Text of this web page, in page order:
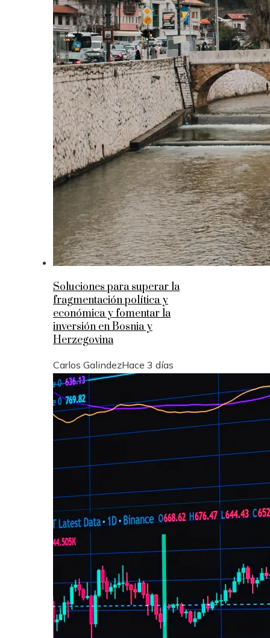
Soluciones para superar la
fragmentación política y
económica y fomentar la
inversión en Bosnia y
Herzegovina
Carlos GalindezHace 3 días